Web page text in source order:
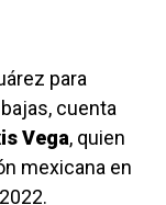
para
cuenta
Vega, quien
mexicana en